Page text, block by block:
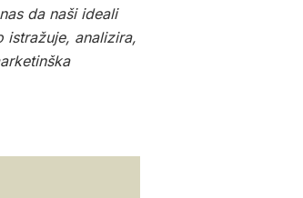
da naši ideali
istražuje, analizira,